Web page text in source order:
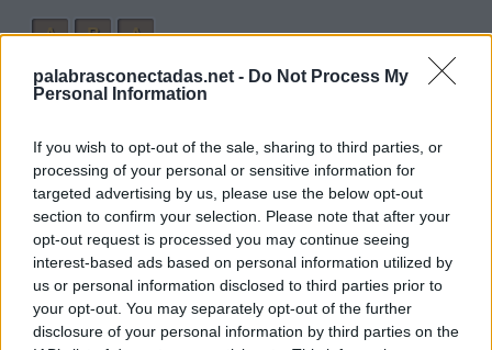
palabrasconectadas.net - Do Not Process My
Personal Information
If you wish to opt-out of the sale, sharing to third parties, or
processing of your personal or sensitive information for
targeted advertising by us, please use the below opt-out
section to confirm your selection. Please note that after your
opt-out request is processed you may continue seeing
interest-based ads based on personal information utilized by
us or personal information disclosed to third parties prior to
your opt-out. You may separately opt-out of the further
disclosure of your personal information by third parties on the
A
R
A
B
A
R
I
R
A
R
Í
A
I
R Í
A
R
A R
A
A
R R I B
A
A
B R I R Í
A
Palabras extra: